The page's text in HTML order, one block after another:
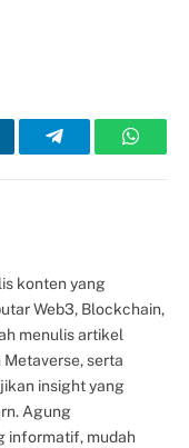
Telegram
konten yang
Web3, Blockchain,
menulis artikel
Metaverse, serta
insight yang
Agung
informatif, mudah